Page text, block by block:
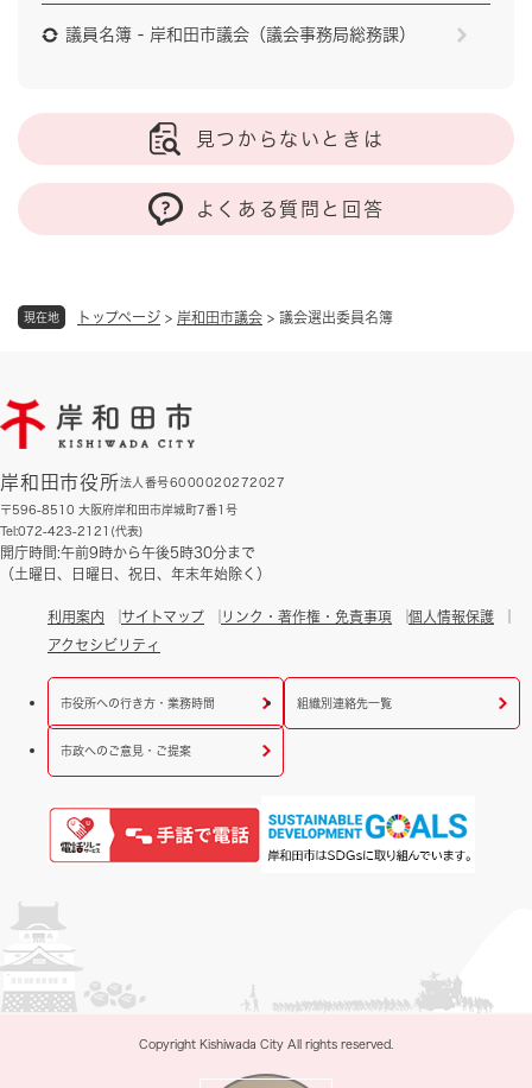
現在地 トップページ > 岸和田市議会 > 議会選出委員名簿
議員名簿 - 岸和田市議会（議会事務局総務課）
見つからないときは
よくある質問と回答
岸和田市役所法人番号6000020272027
〒596-8510 大阪府岸和田市岸城町7番1号
Tel:072-423-2121(代表)
開庁時間:午前9時から午後5時30分まで
（土曜日、日曜日、祝日、年末年始除く）
利用案内 サイトマップ リンク・著作権・免責事項
個人情報保護
アクセシビリティ
市役所への行き方・業務時間 組織別連絡先一覧
市政へのご意見・ご提案
Copyright Kishiwada City All rights reserved.